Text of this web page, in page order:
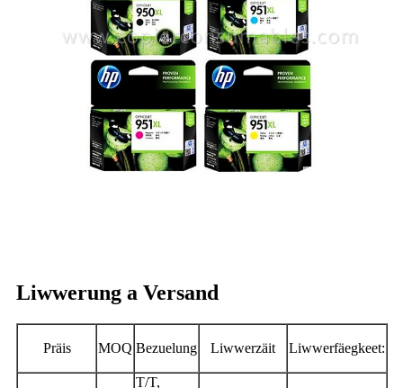
Liwwerung a Versand
Präis MOQ Bezuelung Liwwerzäit Liwwerfäegkeet:
T/T,